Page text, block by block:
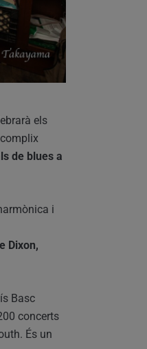
els
de blues a
i
Dixon,
Basc
concerts
És un